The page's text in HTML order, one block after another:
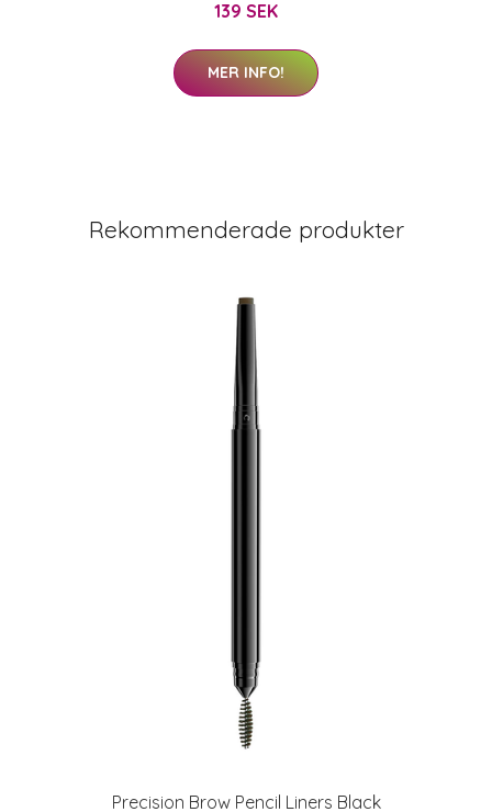
139 SEK
MER INFO!
Rekommenderade produkter
Precision Brow Pencil Liners Black